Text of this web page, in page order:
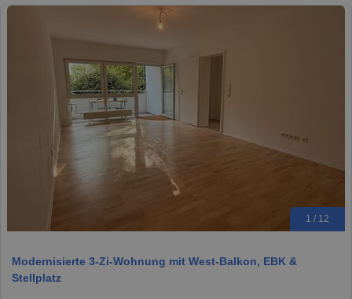
1 / 12
Modernisierte 3-Zi-Wohnung mit West-Balkon, EBK &
Stellplatz